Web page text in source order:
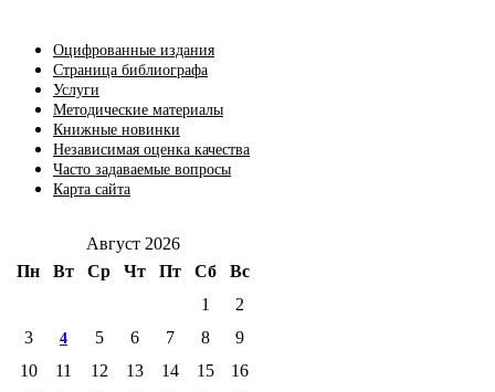
Оцифрованные издания
Страница библиографа
Услуги
Методические материалы
Книжные новинки
Независимая оценка качества
Часто задаваемые вопросы
Карта сайта
Август 2026
Пн
Вт Ср Чт Пт Сб
Вс
1
2
3
4 5 6 7 8
9
10
11 12 13 14 15
16